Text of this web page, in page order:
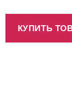
КУПИТЬ